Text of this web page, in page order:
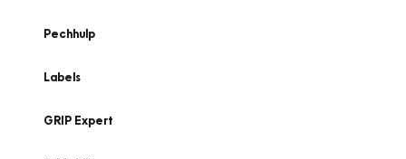
Pechhulp
Labels
GRIP Expert